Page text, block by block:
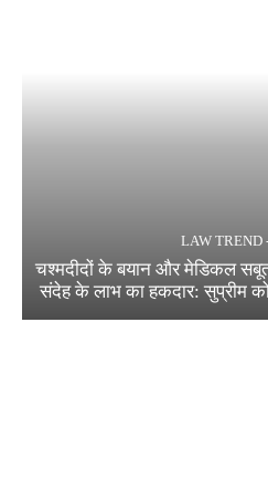
LAW TREND
चश्मदीदों के बयान और मेडिकल
संदेह के लाभ का हकदार: सुप्रीम